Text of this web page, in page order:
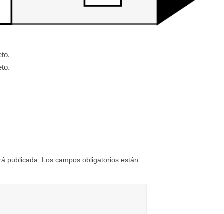
publicada. Los campos obligatorios están